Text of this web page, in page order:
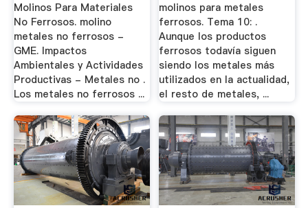
Molinos Para Materiales
No Ferrosos. molino
metales no ferrosos -
GME. Impactos
Ambientales y Actividades
Productivas - Metales no .
Los metales no ferrosos ...
molinos para metales
ferrosos. Tema 10: .
Aunque los productos
ferrosos todavía siguen
siendo los metales más
utilizados en la actualidad,
el resto de metales, ...